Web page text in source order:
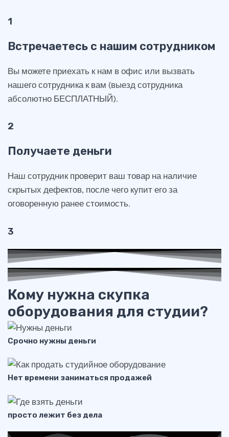
1
Встречаетесь с нашим сотрудником
Вы можете приехать к нам в офис или вызвать
нашего сотрудника к вам (выезд сотрудника
абсолютно БЕСПЛАТНЫЙ).
2
Получаете деньги
Наш сотрудник проверит ваш товар на наличие
скрытых дефектов, после чего купит его за
оговоренную ранее стоимость.
3
Кому нужна скупка
оборудования для студии?
Срочно нужны деньги
Нет времени заниматься продажей
просто лежит без дела